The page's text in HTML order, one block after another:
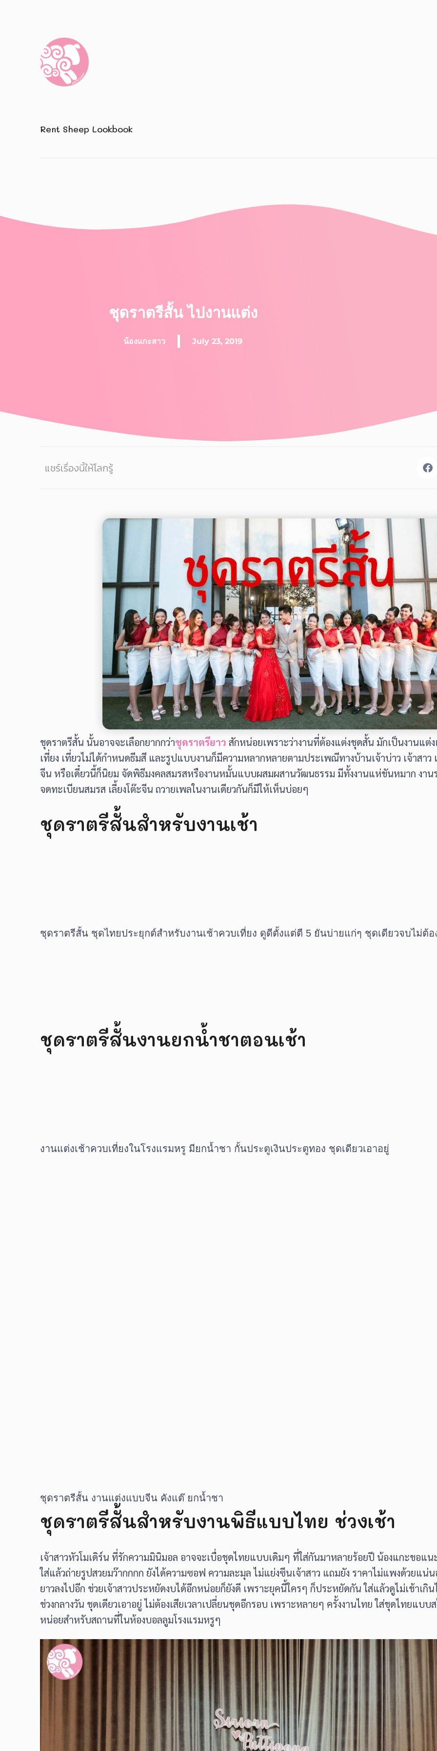
Rent Sheep Lookbook
ชุดราตรีสั้น ไปงานแต่ง
น้องแกะสาว July 23, 2019
แชร์เรื่องนี้ให้โลกรู้
ชุดราตรีสั้น นั้นอาจจะเลือกยากกว่าชุดราตรียาว สักหน่อยเพราะว่างานที่ต้องแต่งชุดสั้น มักเป็นงานแต่ง
เที่ยง เที่ยวไม่ได้กำหนดธีมสี และรูปแบบงานก็มีความหลากหลายตามประเพณีทางบ้านเจ้าบ่าว เจ้าสา
จีน หรือเดี๋ยวนี้ก็นิยม จัดพิธีมงคลสมรสหรืองานหมั้นแบบผสมผสานวัฒนธรรม มีทั้งงานแห่ขันหมาก งาน
จดทะเบียนสมรส เลี้ยงโต๊ะจีน ถวายเพลในงานเดียวกันก็มีให้เห็นบ่อยๆ
ชุดราตรีสั้นสำหรับงานเช้า
ชุดราตรีสั้น ชุดไทยประยุกต์สำหรับงานเช้าควบเที่ยง ดูดีตั้งแต่ตี 5 ยันบ่ายแก่ๆ ชุดเดียวจบไม่ต้อ
ชุดราตรีสั้นงานยกน้ำชาตอนเช้า
งานแต่งเช้าควบเที่ยงในโรงแรมหรู มียกน้ำชา กั้นประตูเงินประตูทอง ชุดเดียวเอาอยู่
ชุดราตรีสั้น งานแต่งแบบจีน คังแต๊ ยกน้ำชา
ชุดราตรีสั้นสำหรับงานพิธีแบบไทย ช่วงเช้า
เจ้าสาวหัวโมเดิร์น ที่รักความมินิมอล อาจจะเบื่อชุดไทยแบบเดิมๆ ที่ใส่กันมาหลายร้อยปี น้องแกะขอแน
ใส่แล้วถ่ายรูปสวยมว๊ากกกก ยังได้ความซอฟ ความละมุล ไม่แย่งซีนเจ้าสาว แถมยัง ราคาไม่แพงด้วยแน่
ยาวลงไปอีก ช่วยเจ้าสาวประหยัดงบได้อีกหน่อยก็ยังดี เพราะยุคนี้ใครๆ ก็ประหยัดกัน ใส่แล้วดูไม่เช้าเกิน
ช่วงกลางวัน ชุดเดียวเอาอยู่ ไม่ต้องเสียเวลาเปลี่ยนชุดอีกรอบ เพราะหลายๆ ครั้งงานไทย ใส่ชุดไทยแบ
หน่อยสำหรับสถานที่ในห้องบอลลูมโรงแรมหรูๆ